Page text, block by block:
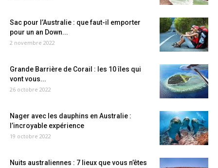
Sac pour l’Australie : que faut-il emporter
pour un an Down...
2 novembre 2022
Grande Barrière de Corail : les 10 îles qui
vont vous...
26 octobre 2022
Nager avec les dauphins en Australie :
l’incroyable expérience
19 octobre 2022
Nuits australiennes : 7 lieux que vous n’êtes